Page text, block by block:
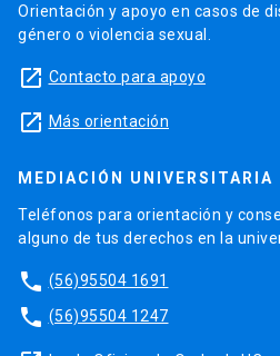
Orientación y apoyo en casos de
género o violencia sexual.
launch Contacto para apoyo
launch Más orientación
MEDIACIÓN UNIVERSITARIA
Teléfonos para orientación y
alguno de tus derechos en la
phone (56)95504 1691
phone (56)95504 1247